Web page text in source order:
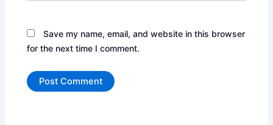
Save my name, email, and website in this browser
for the next time I comment.